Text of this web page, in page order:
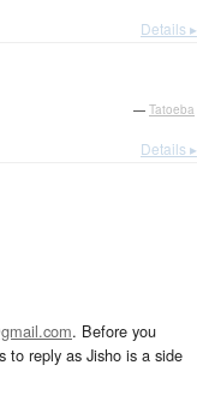
Details ▸
— Tatoeba
Details ▸
. Before you
to reply as Jisho is a side